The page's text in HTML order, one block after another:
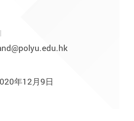
年12月9日